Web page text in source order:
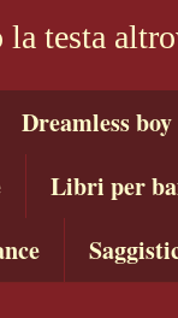
testa
Dreamless boy
Libri per